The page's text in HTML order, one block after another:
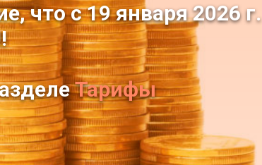
что с 19 января 2026 г.
Тарифы